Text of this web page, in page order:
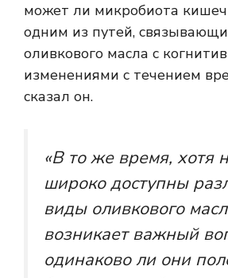
может ли микробиота
одним из путей,
оливкового масла с
изменениями с течением
сказал он.
«В то же время, хотя
широко доступны
виды оливкового
возникает важный
одинаково ли они